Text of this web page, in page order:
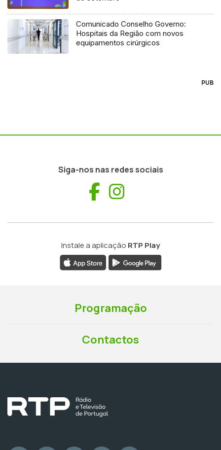
Comunicado Conselho Governo:
Hospitais da Região com novos
equipamentos cirúrgicos
PUB
Siga-nos nas redes sociais
Facebook
Instale a aplicação RTP Play
Programação
Contactos